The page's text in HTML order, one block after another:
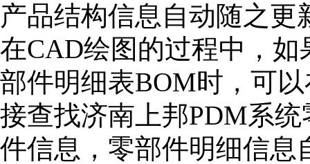
产品结构信息自动随之更
在CAD绘图的过程中，
部件明细表BOM时，可
接查找济南上邦PDM系
件信息，零部件明细信息